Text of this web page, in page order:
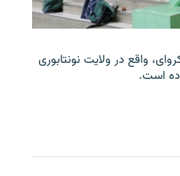
واقع در ولایت نونتابوری
است.